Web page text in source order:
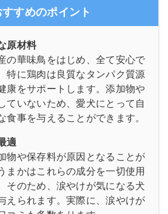
すすめのポイント
原材料
の華味鳥をはじめ、全て安心で
特に鶏肉は良質なタンパク質源
康をサポートします。添加物や
ていないため、愛犬にとって自
食事を与えることができます。
適
物や保存料が原因となることが
まかはこれらの成分を一切使用
そのため、涙やけが気になる犬
えられます。実際に、涙やけが